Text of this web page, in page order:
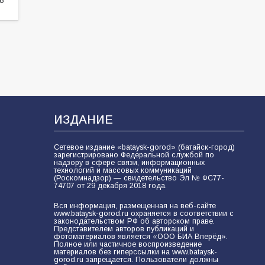
ИЗДАНИЕ
Сетевое издание «bataysk-gorod» (батайск-город)
зарегистрировано Федеральной службой по
надзору в сфере связи, информационных
технологий и массовых коммуникаций
(Роскомнадзор) — свидетельство Эл № ФС77-
74707 от 29 декабря 2018 года.
Вся информация, размещенная на веб-сайте
www.bataysk-gorod.ru охраняется в соответствии с
законодательством РФ об авторском праве.
Представителем авторов публикаций и
фотоматериалов является «ООО БИА Вперёд».
Полное или частичное воспроизведение
материалов без гиперссылки на www.bataysk-
gorod.ru запрещается. Пользователи должны